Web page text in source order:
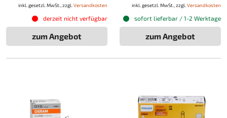
inkl. gesetzl. MwSt., zzgl. Versandkosten
derzeit nicht verfügbar
zum Angebot
inkl. gesetzl. MwSt., zzgl. Versandkosten
sofort lieferbar / 1-2 Werktage
zum Angebot